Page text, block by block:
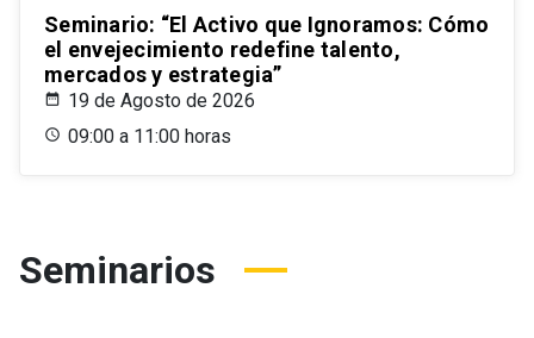
Seminario: “El Activo que Ignoramos: Cómo
el envejecimiento redefine talento,
mercados y estrategia”
19 de Agosto de 2026
09:00 a 11:00 horas
Seminarios